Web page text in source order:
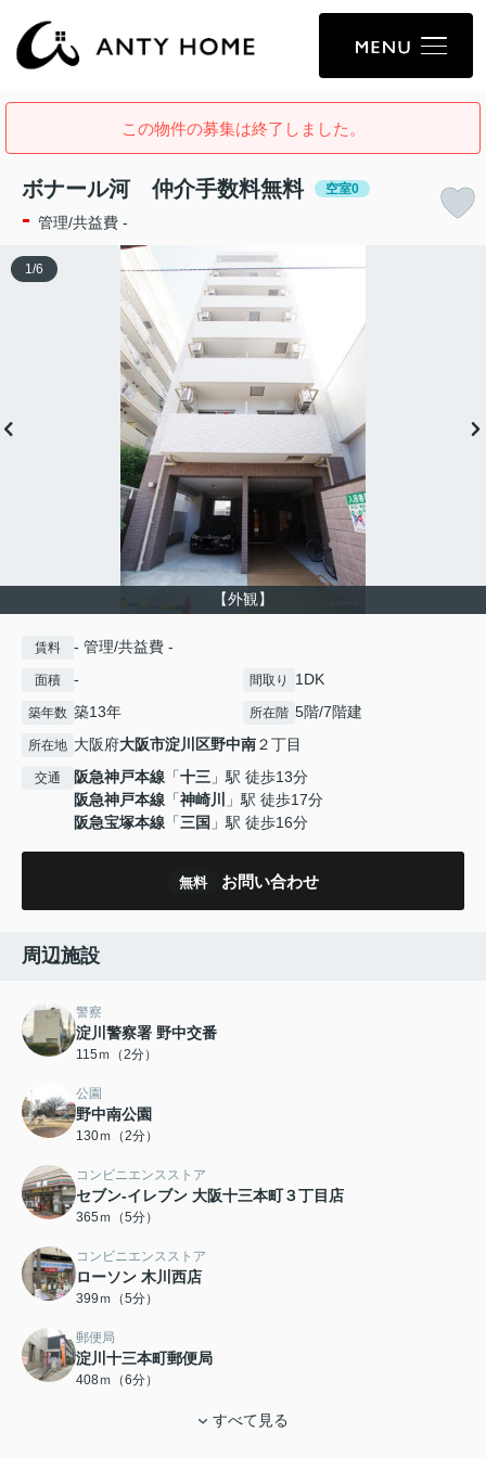
この物件の募集は終了しました。
ボナール河 仲介手数料無料 空室0
- 管理/共益費 -
【外観】
1 /6
賃料 - 管理/共益費 -
面積 - 間取り 1DK
築年数 築13年 所在階 5階/7階建
所在地 大阪府大阪市淀川区野中南２丁目
交通 阪急神戸本線 「十三 」駅 徒歩13分
阪急神戸本線 「神崎川
」駅 徒歩17分
阪急宝塚本線 「三国 」駅 徒歩16分
無料 お問い合わせ
周辺施設
警察
淀川警察署 野中交番
115ｍ（2分）
公園
野中南公園
130ｍ（2分）
コンビニエンスストア
セブン-イレブン 大阪十三本町３丁目店
365ｍ（5分）
コンビニエンスストア
ローソン 木川西店
399ｍ（5分）
郵便局
淀川十三本町郵便局
408ｍ（6分）
すべて見る